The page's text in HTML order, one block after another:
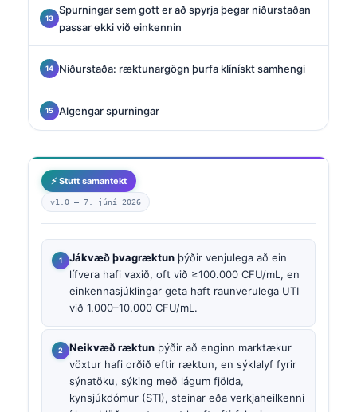
Spurningar sem gott er að spyrja þegar niðurstaðan
passar ekki við einkennin
Niðurstaða: ræktunargögn þurfa klínískt samhengi
Algengar spurningar
⚡ Stutt samantekt
v1.0 — 7. júní 2026
Jákvæð þvagræktun þýðir venjulega að ein
lífvera hafi vaxið, oft við ≥100.000 CFU/mL, en
einkennasjúklingar geta haft raunverulega UTI
við 1.000–10.000 CFU/mL.
Neikvæð ræktun þýðir að enginn marktækur
vöxtur hafi orðið eftir ræktun, en sýklalyf fyrir
sýnatöku, sýking með lágum fjölda,
kynsjúkdómur (STI), steinar eða verkjaheilkenni